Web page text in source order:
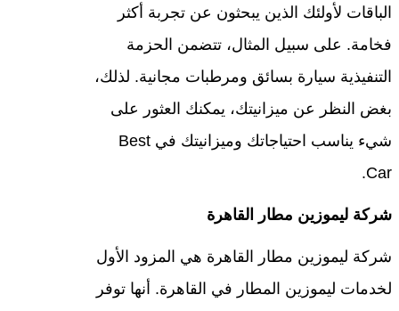
الباقات لأولئك الذين يبحثون عن تجربة أكثر
فخامة. على سبيل المثال، تتضمن الحزمة
التنفيذية سيارة بسائق ومرطبات مجانية. لذلك،
بغض النظر عن ميزانيتك، يمكنك العثور على
شيء يناسب احتياجاتك وميزانيتك في Best
Car.
شركة ليموزين مطار القاهرة
شركة ليموزين مطار القاهرة هي المزود الأول
لخدمات ليموزين المطار في القاهرة. أنها توفر